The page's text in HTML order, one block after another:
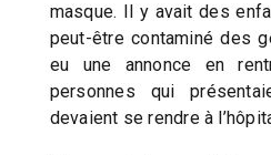
masque. Il y avait des
peut-être contaminé des
eu une annonce en
personnes qui
devaient se rendre à